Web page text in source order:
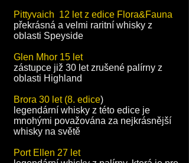
Pittyvaich 12 let z edice Flora&Fauna
překrásná a velmi raritní whisky z
oblasti Speyside
Glen Mhor 15 let
zástupce již 30 let zrušené palírny z
oblasti Highland
Brora 30 let (8. edice)
legendární whisky z této edice je
mnohými považována za nejkrásnější
whisky na světě
Port Ellen 27 let